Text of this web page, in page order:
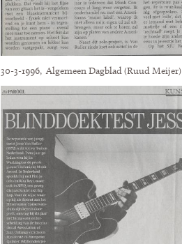
30-3-1996, Algemeen Dagblad (Ruud Meijer)